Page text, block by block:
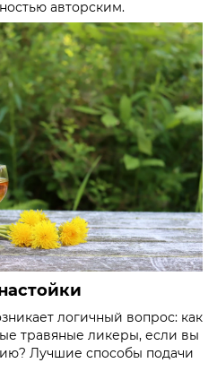
авторским.
логичный вопрос: как
травяные ликеры, если вы
Лучшие способы подачи